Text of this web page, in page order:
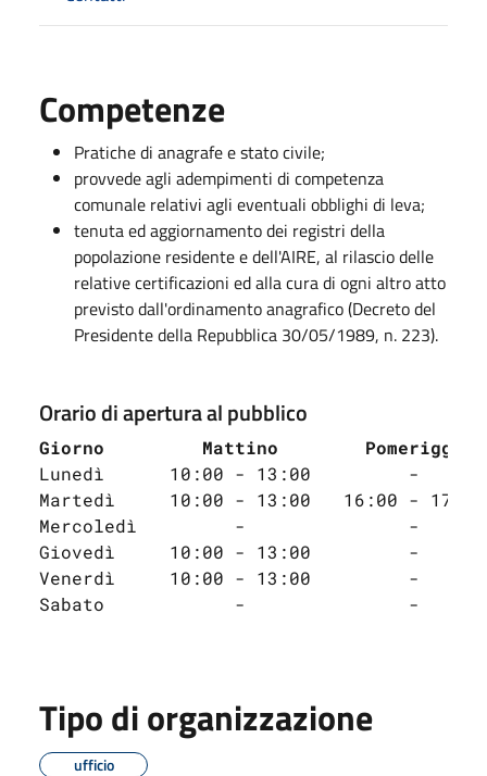
Competenze
Pratiche di anagrafe e stato civile;
provvede agli adempimenti di competenza
comunale relativi agli eventuali obblighi di leva;
tenuta ed aggiornamento dei registri della
popolazione residente e dell'AIRE, al rilascio delle
relative certificazioni ed alla cura di ogni altro atto
previsto dall'ordinamento anagrafico (Decreto del
Presidente della Repubblica 30/05/1989, n. 223).
Orario di apertura al pubblico
Giorno Mattino
Pomeriggio
Lunedì      10:00 - 13:00
Martedì     10:00 - 13:00   16:00 - 17:30
Mercoledì         -               -
Giovedì     10:00 - 13:00         -
Venerdì     10:00 - 13:00         -
Sabato            -               -
Tipo di organizzazione
ufficio